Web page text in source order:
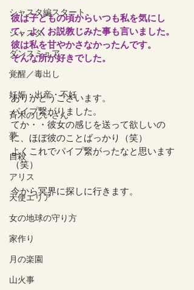
シャスタ編スタート
シャスタ
ダンスミュア
覚醒／毒出し
妊娠・出産・不妊
斉木のじいさん
夢
自殺
アリス
天使エリア
女の地球の守り方
家作り
月の楽園
山火事
彼は子どもの頃からいつも私を気にし
て、よくお説教じみた事も言いました。
彼は私を甘やかさなかったんです。
そんな所が好きでした。
ありがとうございます。
パイプ繋がりました。
てか・・彼女の感じを送って欲しいの
に、ほぼ彼のことばっかり（笑）
よくこれでパイプ繋がったなと思います
（笑）
今から冥界に探しに行きます。